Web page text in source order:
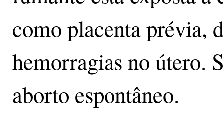
como placenta prévia,
hemorragias no útero.
aborto espontâneo.